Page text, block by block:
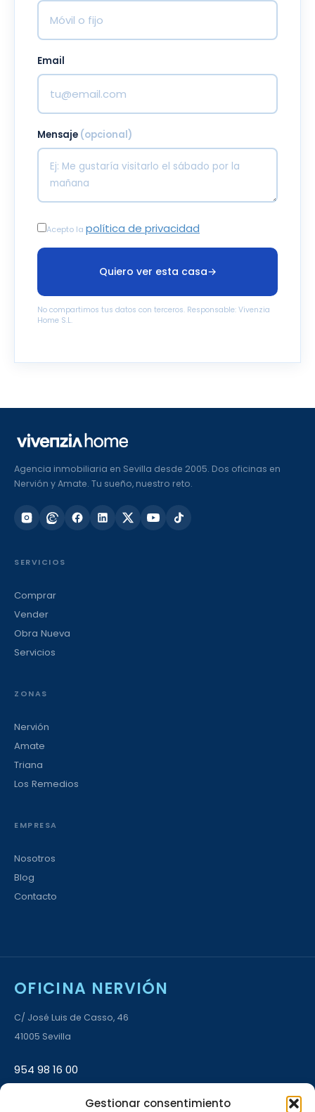
Gestionar consentimiento
Email
Mensaje (opcional)
Acepto la política de privacidad
Quiero ver esta casa→
No compartimos tus datos con terceros. Responsable: Vivenzia
Home S.L.
Agencia inmobiliaria en Sevilla desde 2005. Dos oficinas en
Nervión y Amate. Tu sueño, nuestro reto.
SERVICIOS
Comprar
Vender
Obra Nueva
Servicios
ZONAS
Nervión
Amate
Triana
Los Remedios
EMPRESA
Nosotros
Blog
Contacto
OFICINA NERVIÓN
C/ José Luis de Casso, 46
41005 Sevilla
954 98 16 00
L–V 9:00–14:00 · 17:00–20:00